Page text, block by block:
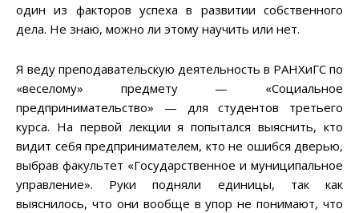
один из факторов успеха в развитии собственного
дела. Не знаю, можно ли этому научить или нет.
Я веду преподавательскую деятельность в РАНХиГС по
«веселому» предмету — «Социальное
предпринимательство» — для студентов третьего
курса. На первой лекции я попытался выяснить, кто
видит себя предпринимателем, кто не ошибся дверью,
выбрав факультет «Государственное и муниципальное
управление». Руки подняли единицы, так как
выяснилось, что они вообще в упор не понимают, что